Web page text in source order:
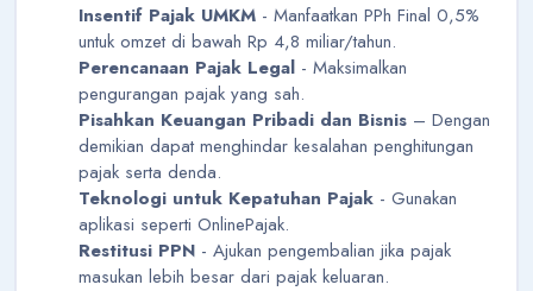
Insentif Pajak UMKM - Manfaatkan PPh Final 0,5%
untuk omzet di bawah Rp 4,8 miliar/tahun.
Perencanaan Pajak Legal - Maksimalkan
pengurangan pajak yang sah.
Pisahkan Keuangan Pribadi dan Bisnis – Dengan
demikian dapat menghindar kesalahan penghitungan
pajak serta denda.
Teknologi untuk Kepatuhan Pajak - Gunakan
aplikasi seperti OnlinePajak.
Restitusi PPN - Ajukan pengembalian jika pajak
masukan lebih besar dari pajak keluaran.